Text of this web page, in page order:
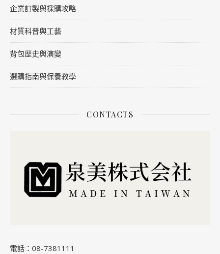
企業訂製與採購攻略
材質科普與工藝
背包歷史與演變
選購指南與保養教學
CONTACTS
電話：08-7381111